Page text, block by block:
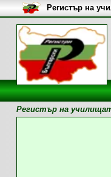
Регистър на
Регистър на